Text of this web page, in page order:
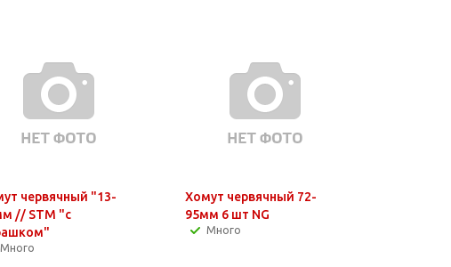
червячный "13-
// STM "с
Много
Хомут червячный 72-
95мм 6 шт NG
Много